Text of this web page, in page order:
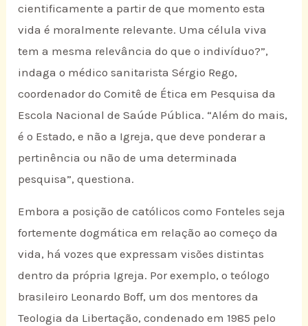
cientificamente a partir de que momento esta
vida é moralmente relevante. Uma célula viva
tem a mesma relevância do que o indivíduo?”,
indaga o médico sanitarista Sérgio Rego,
coordenador do Comitê de Ética em Pesquisa da
Escola Nacional de Saúde Pública. “Além do mais,
é o Estado, e não a Igreja, que deve ponderar a
pertinência ou não de uma determinada
pesquisa”, questiona.
Embora a posição de católicos como Fonteles seja
fortemente dogmática em relação ao começo da
vida, há vozes que expressam visões distintas
dentro da própria Igreja. Por exemplo, o teólogo
brasileiro Leonardo Boff, um dos mentores da
Teologia da Libertação, condenado em 1985 pelo